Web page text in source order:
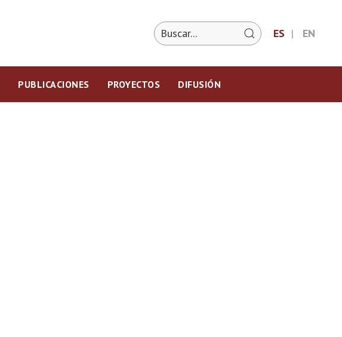
ES EN
PUBLICACIONES PROYECTOS DIFUSIÓN